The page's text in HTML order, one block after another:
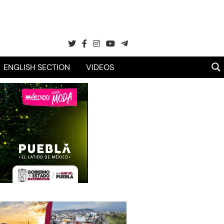
ENGLISH SECTION VIDEOS